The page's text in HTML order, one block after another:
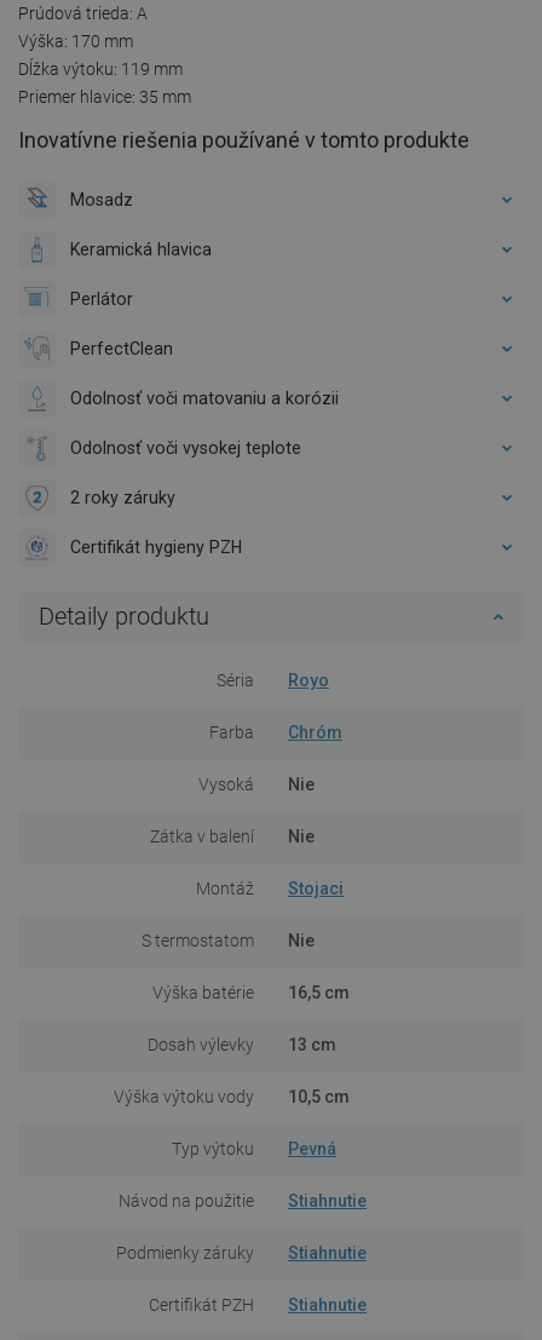
Prúdová trieda: A
Výška: 170 mm
Dĺžka výtoku: 119 mm
Priemer hlavice: 35 mm
Inovatívne riešenia používané v tomto produkte
Mosadz
Keramická hlavica
Perlátor
PerfectClean
Odolnosť voči matovaniu a korózii
Odolnosť voči vysokej teplote
2 roky záruky
Certifikát hygieny PZH
Detaily produktu
Séria Royo
Farba Chróm
Vysoká Nie
Zátka v balení Nie
Montáž Stojaci
S termostatom Nie
Výška batérie 16,5 cm
Dosah výlevky 13 cm
Výška výtoku vody 10,5 cm
Typ výtoku Pevná
Návod na použitie Stiahnutie
Podmienky záruky Stiahnutie
Certifikát PZH Stiahnutie